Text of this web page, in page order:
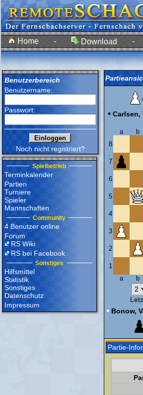
Home - Download -
Benutzerbereich
Benutzername:
Passwort:
Noch nicht registriert?
Spielbetrieb
Terminkalender
Partien
Turniere
Spieler
Mannschaften
Community
4 Benutzer online
Forum
RS Wiki
RS bei Facebook
Sonstiges
Hilfsmittel
Statistik
Sonstiges
Datenschutz
Impressum
• Carlsen,
a b
8
7
6
5
4
3
2
1
a
b
• Bonow,
Partie-